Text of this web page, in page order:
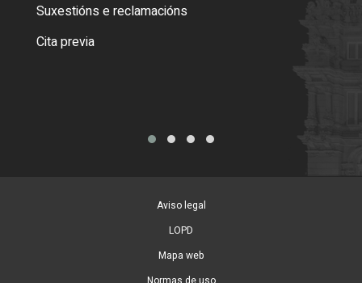
Suxestións e reclamacións
Cita previa
Aviso legal
LOPD
Mapa web